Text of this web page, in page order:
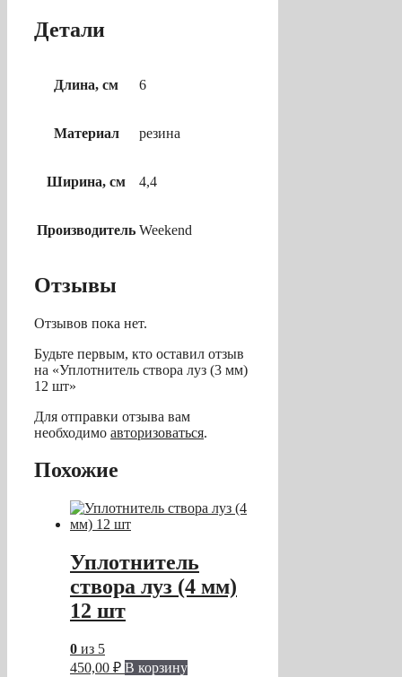
Детали
Длина, см 6
Материал резина
Ширина, см 4,4
Производитель Weekend
Отзывы
Отзывов пока нет.
Будьте первым, кто оставил отзыв
на «Уплотнитель створа луз (3 мм)
12 шт»
Для отправки отзыва вам
необходимо авторизоваться.
Похожие
Уплотнитель
створа луз (4 мм)
12 шт
0 из 5
450,00 ₽ В корзину